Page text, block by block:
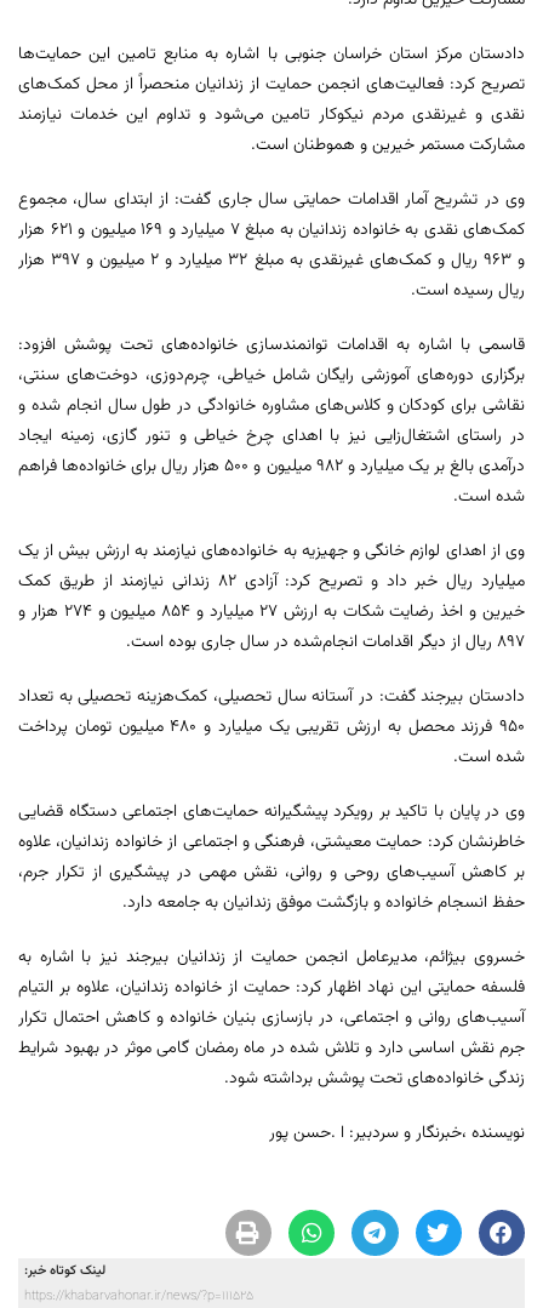
دادستان مرکز استان خراسان جنوبی با اشاره به منابع تامین این حمایت‌ها
تصریح کرد: فعالیت‌های انجمن حمایت از زندانیان منحصراً از محل کمک‌های
نقدی و غیرنقدی مردم نیکوکار تامین می‌شود و تداوم این خدمات نیازمند
مشارکت مستمر خیرین و هموطنان است.
وی در تشریح آمار اقدامات حمایتی سال جاری گفت: از ابتدای سال، مجموع
کمک‌های نقدی به خانواده زندانیان به مبلغ ۷ میلیارد و ۱۶۹ میلیون و ۶۲۱ هزار
و ۹۶۳ ریال و کمک‌های غیرنقدی به مبلغ ۳۲ میلیارد و ۲ میلیون و ۳۹۷ هزار
ریال رسیده است.
قاسمی با اشاره به اقدامات توانمندسازی خانواده‌های تحت پوشش افزود:
برگزاری دوره‌های آموزشی رایگان شامل خیاطی، چرم‌دوزی، دوخت‌های سنتی،
نقاشی برای کودکان و کلاس‌های مشاوره خانوادگی در طول سال انجام شده و
در راستای اشتغال‌زایی نیز با اهدای چرخ خیاطی و تنور گازی، زمینه ایجاد
درآمدی بالغ بر یک میلیارد و ۹۸۲ میلیون و ۵۰۰ هزار ریال برای خانواده‌ها فراهم
شده است.
وی از اهدای لوازم خانگی و جهیزیه به خانواده‌های نیازمند به ارزش بیش از یک
میلیارد ریال خبر داد و تصریح کرد: آزادی ۸۲ زندانی نیازمند از طریق کمک
خیرین و اخذ رضایت شکات به ارزش ۲۷ میلیارد و ۸۵۴ میلیون و ۲۷۴ هزار و
۸۹۷ ریال از دیگر اقدامات انجام‌شده در سال جاری بوده است.
دادستان بیرجند گفت: در آستانه سال تحصیلی، کمک‌هزینه تحصیلی به تعداد
۹۵۰ فرزند محصل به ارزش تقریبی یک میلیارد و ۴۸۰ میلیون تومان پرداخت
شده است.
وی در پایان با تاکید بر رویکرد پیشگیرانه حمایت‌های اجتماعی دستگاه قضایی
خاطرنشان کرد: حمایت معیشتی، فرهنگی و اجتماعی از خانواده زندانیان، علاوه
بر کاهش آسیب‌های روحی و روانی، نقش مهمی در پیشگیری از تکرار جرم،
حفظ انسجام خانواده و بازگشت موفق زندانیان به جامعه دارد.
خسروی بیژائم، مدیرعامل انجمن حمایت از زندانیان بیرجند نیز با اشاره به
فلسفه حمایتی این نهاد اظهار کرد: حمایت از خانواده زندانیان، علاوه بر التیام
آسیب‌های روانی و اجتماعی، در بازسازی بنیان خانواده و کاهش احتمال تکرار
جرم نقش اساسی دارد و تلاش شده در ماه رمضان گامی موثر در بهبود شرایط
زندگی خانواده‌های تحت پوشش برداشته شود.
نویسنده ،خبرنگار و سردبیر: ا .حسن پور
لینک کوتاه خبر:
https://khabarvahonar.ir/news/?p=111525